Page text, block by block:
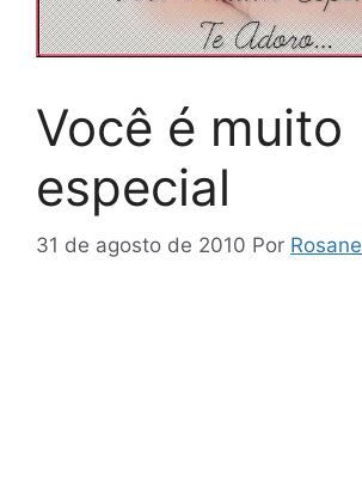
Você é muito
especial
31 de agosto de 2010 Por Rosane